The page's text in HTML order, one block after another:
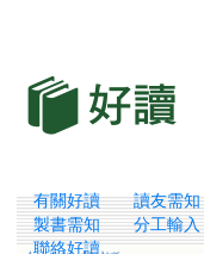
有關好讀 讀友需知
製書需知
分工輸入
聯絡好讀